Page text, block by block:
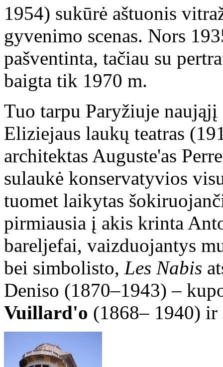
1954) sukūrė aštuonis
gyvenimo scenas. Nors
pašventinta, tačiau su
baigta tik 1970 m.
Tuo tarpu Paryžiuje
Eliziejaus laukų teatras
architektas Auguste'as
sulaukė konservatyvios
tuomet laikytas
pirmiausia į akis krinta
bareljefai, vaizduojantys
bei simbolisto, Les Nabis
Deniso (1870–1943) –
Vuillard'o (1868– 1940)